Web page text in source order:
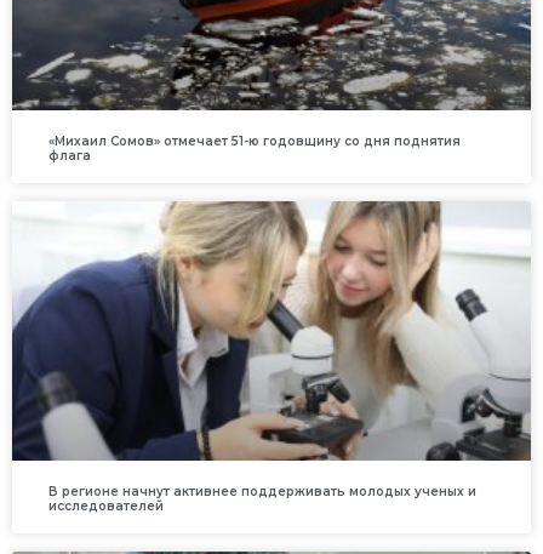
«Михаил Сомов» отмечает 51-ю годовщину со дня поднятия
флага
В регионе начнут активнее поддерживать молодых ученых и
исследователей